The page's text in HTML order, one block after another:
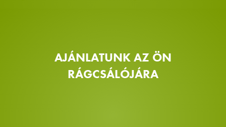
AJÁNLATUNK AZ ÖN
RÁGCSÁLÓJÁRA